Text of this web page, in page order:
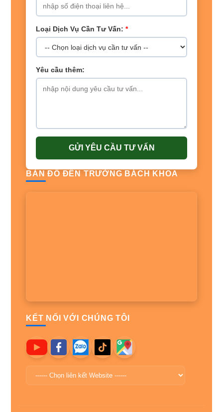
Loại Dịch Vụ Cần Tư Vấn: *
Yêu cầu thêm:
GỬI YÊU CẦU TƯ VẤN
BẢN ĐỒ ĐẾN TRƯỜNG BÁCH KHOA
KẾT NỐI VỚI CHÚNG TÔI